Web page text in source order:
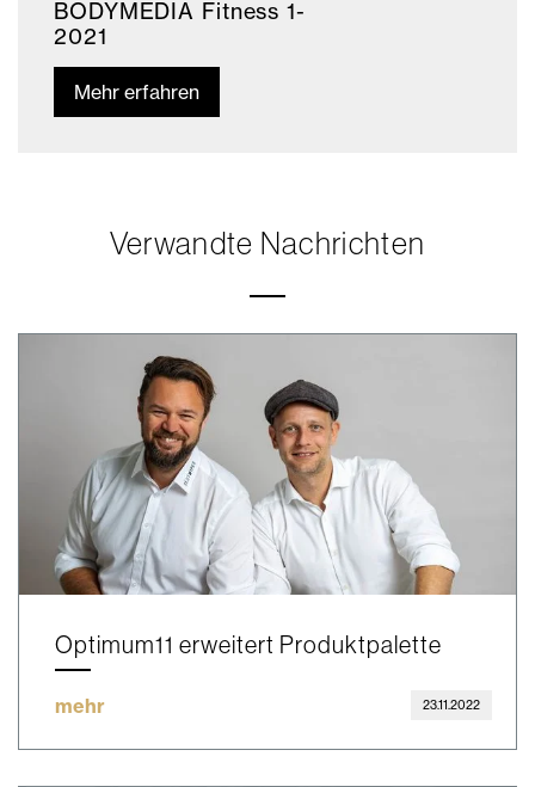
BODYMEDIA Fitness 1-
2021
Mehr erfahren
Verwandte Nachrichten
Optimum11 erweitert Produktpalette
mehr 23.11.2022